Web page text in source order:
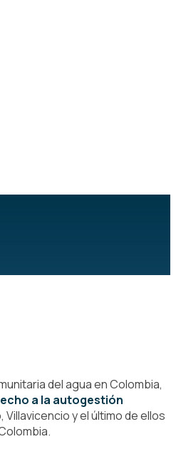
del agua en Colombia,
a la autogestión
y el último de ellos